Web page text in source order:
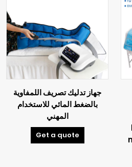
جهاز تدليك تصريف اللمفاوية
بالضغط المائي للاستخدام
المهني
Get a quote